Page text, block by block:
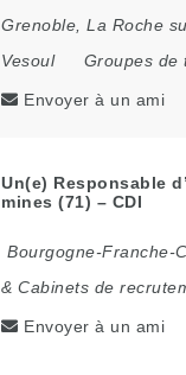
Grenoble La Roche
Vesoul
Groupes de
Envoyer à un ami
Un(e) Responsable
mines (71) – CDI
Bourgogne-Franche-
& Cabinets de
Envoyer à un ami